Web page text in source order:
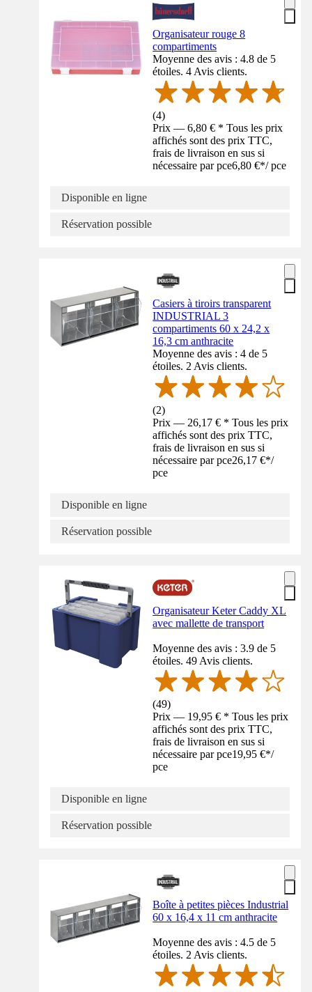
Organisateur rouge 8
compartiments
Moyenne des avis : 4.8 de 5
étoiles. 4 Avis clients.
(4)
Prix — 6,80 € * Tous les prix
affichés sont des prix TTC,
frais de livraison en sus si
nécessaire par pce6,80 €*/ pce
Disponible en ligne
Réservation possible
Casiers à tiroirs transparent
INDUSTRIAL 3
compartiments 60 x 24,2 x
16,3 cm anthracite
Moyenne des avis : 4 de 5
étoiles. 2 Avis clients.
(2)
Prix — 26,17 € * Tous les prix
affichés sont des prix TTC,
frais de livraison en sus si
nécessaire par pce26,17 €*/
pce
Disponible en ligne
Réservation possible
Organisateur Keter Caddy XL
avec mallette de transport
Moyenne des avis : 3.9 de 5
étoiles. 49 Avis clients.
(49)
Prix — 19,95 € * Tous les prix
affichés sont des prix TTC,
frais de livraison en sus si
nécessaire par pce19,95 €*/
pce
Disponible en ligne
Réservation possible
Boîte à petites pièces Industrial
60 x 16,4 x 11 cm anthracite
Moyenne des avis : 4.5 de 5
étoiles. 2 Avis clients.